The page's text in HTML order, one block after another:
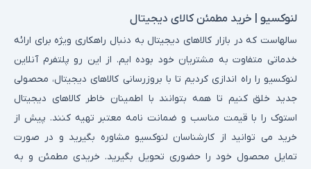
لنوکسیو | خرید مطمئن کالای دیجیتال
سالهاست که در بازار کالاهای دیجیتال به دنبال راهکاری ویژه برای ارائه
خدماتی متفاوت به مشتریان خود بوده ایم. از این رو پلتفرم آنلاین
لنوکسیو را راه اندازی کردیم تا با بروزرسانی کالاهای دیجیتال، محصولی
جدید خلق کنیم تا همه بتوانند با اطمینان خاطر کالاهای دیجیتال
استوک را با قیمت مناسب و ضمانت نامه معتبر تهیه کنند. پیش از
خرید می توانید از کارشناسان لنوکسیو مشاوره بگیرید و در صورت
تمایل محصول خود را حضوری تحویل بگیرید. خریدی مطمئن و به